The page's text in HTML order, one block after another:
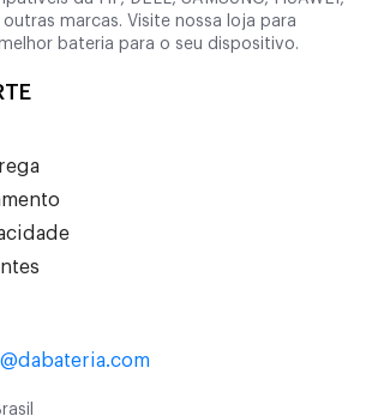
outras marcas. Visite nossa loja para
bateria para o seu dispositivo.